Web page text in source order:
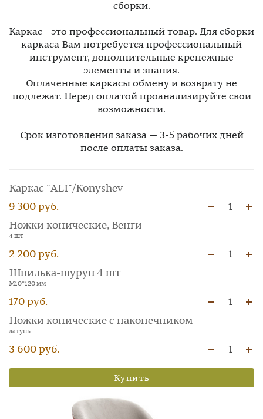
сборки.
Каркас - это профессиональный товар. Для сборки
каркаса Вам потребуется профессиональный
инструмент, дополнительные крепежные
элементы и знания.
Оплаченные каркасы обмену и возврату не
подлежат. Перед оплатой проанализируйте свои
возможности.
Срок изготовления заказа — 3-5 рабочих дней
после оплаты заказа.
Каркас "ALI"/Konyshev
9 300 руб.
1
Ножки конические, Венги
4 шт
2 200 руб.
1
Шпилька-шуруп 4 шт
М10*120 мм
170 руб.
1
Ножки конические с наконечником
латунь
3 600 руб. 1
Купить